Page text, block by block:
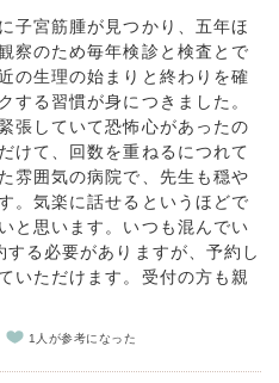
子宮筋腫が見つかり、五年ほ
察のため毎年検診と検査とで
の生理の始まりと終わりを確
する習慣が身につきました。
張していて恐怖心があったの
けて、回数を重ねるにつれて
雰囲気の病院で、先生も穏や
。気楽に話せるというほどで
と思います。いつも混んでい
る必要がありますが、予約し
いただけます。受付の方も親
1人が参考になった